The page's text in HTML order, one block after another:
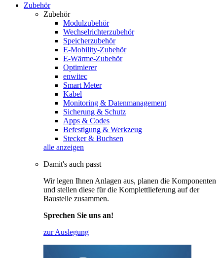
Zubehör
Zubehör
Modulzubehör
Wechselrichterzubehör
Speicherzubehör
E-Mobility-Zubehör
E-Wärme-Zubehör
Optimierer
enwitec
Smart Meter
Kabel
Monitoring & Datenmanagement
Sicherung & Schutz
Apps & Codes
Befestigung & Werkzeug
Stecker & Buchsen
alle anzeigen
Damit's auch passt
Wir legen Ihnen Anlagen aus, planen die Komponenten
und stellen diese für die Komplettlieferung auf der
Baustelle zusammen.
Sprechen Sie uns an!
zur Auslegung